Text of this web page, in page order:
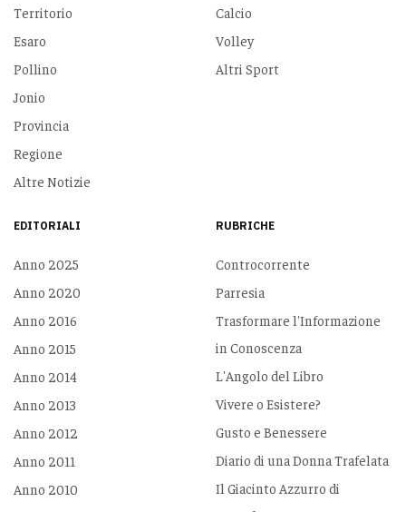
Territorio
Esaro
Pollino
Jonio
Provincia
Regione
Altre Notizie
Calcio
Volley
Altri Sport
EDITORIALI
Anno 2025
Anno 2020
Anno 2016
Anno 2015
Anno 2014
Anno 2013
Anno 2012
Anno 2011
Anno 2010
RUBRICHE
Controcorrente
Parresia
Trasformare l'Informazione
in Conoscenza
L'Angolo del Libro
Vivere o Esistere?
Gusto e Benessere
Diario di una Donna Trafelata
Il Giacinto Azzurro di